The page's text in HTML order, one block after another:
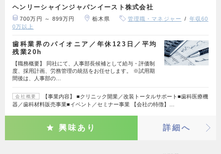
ヘンリーシャインジャパンイースト株式会社
700万円 ～ 899万円 栃木県 管理職・マネジャー
年収60
0万以上
歯科業界のパイオニア／年休123日／平均
残業20h
【職務概要】 同社にて、人事部長候補として給与・評価制
度、採用計画、労務管理の統括をお任せします。 ※試用期
間後は、人事部の…
会社概要
【事業内容】 ■クリニック開業／改装トータルサポート■歯科医療機
器／歯科材料販売事業■イベント／セミナー事業 【会社の特徴】…
興味あり 詳細へ